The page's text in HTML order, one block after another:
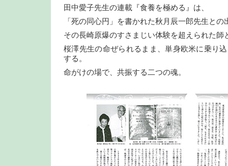
田中愛子先生の連載『食養を極める』は、
「死の同心円」を書かれた秋月辰一郎先生との
その長崎原爆のすさまじい体験を超えられた師
桜澤先生の命ぜられるまま、単身欧米に乗り
する。
命がけの場で、共振する二つの魂。